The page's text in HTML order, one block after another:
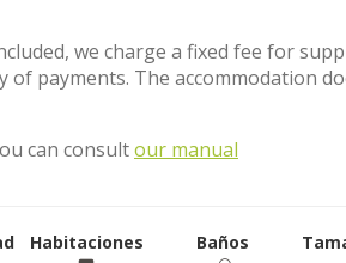
we charge a fixed fee for
payments. The accommodation
can consultour manual
Habitaciones Baños